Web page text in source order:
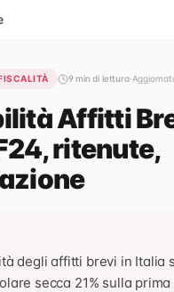
9 min di lettura·
Affitti
ritenute,
degli affitti brevi in Italia
secca 21% sulla prima